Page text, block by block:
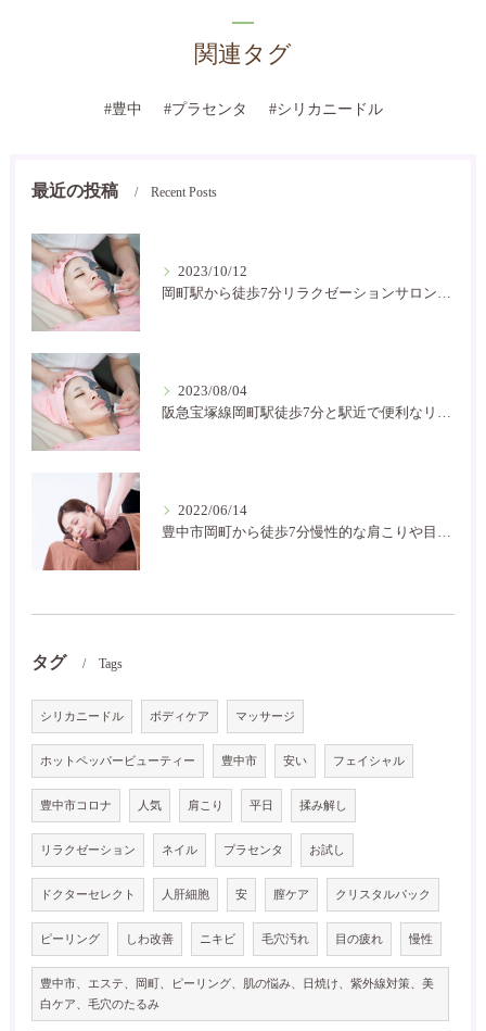
関連タグ
#豊中 #プラセンタ #シリカニードル
最近の投稿 Recent Posts
2023/10/12
岡町駅から徒歩7分リラクゼーションサロン癒し空間です
2023/08/04
阪急宝塚線岡町駅徒歩7分と駅近で便利なリラクゼーションサロン！お家サロンで気軽に通いやすいです。
2022/06/14
豊中市岡町から徒歩7分慢性的な肩こりや目の疲れなどにお困りの方には是非癒し空間に！
タグ Tags
シリカニードル ボディケア マッサージ
ホットペッパービューティー 豊中市 安い フェイシャル
豊中市コロナ 人気 肩こり 平日 揉み解し
リラクゼーション ネイル プラセンタ お試し
ドクターセレクト 人肝細胞 安 膣ケア クリスタルパック
ピーリング しわ改善 ニキビ 毛穴汚れ 目の疲れ 慢性
豊中市、エステ、岡町、ピーリング、肌の悩み、日焼け、紫外線対策、美
白ケア、毛穴のたるみ